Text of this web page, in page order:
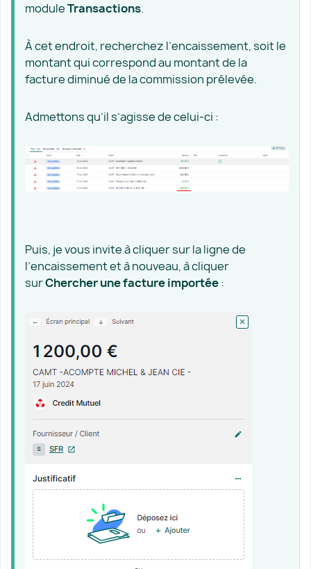
moduleTransactions.
À cet endroit, recherchez l’encaissement, soit le
montant qui correspond au montant de la
facture diminué de la commission prélevée.
Admettons qu’il s’agisse de celui-ci :
Puis, je vous invite à cliquer sur la ligne de
l’encaissement et à nouveau, à cliquer
surChercher une facture importée: